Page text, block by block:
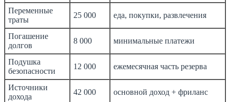
Переменные
траты
25 000 еда, покупки, развлечения
Погашение
долгов
8 000 минимальные платежи
Подушка
безопасности
12 000 ежемесячная часть резерва
Источники
дохода
42 000 основной доход + фриланс